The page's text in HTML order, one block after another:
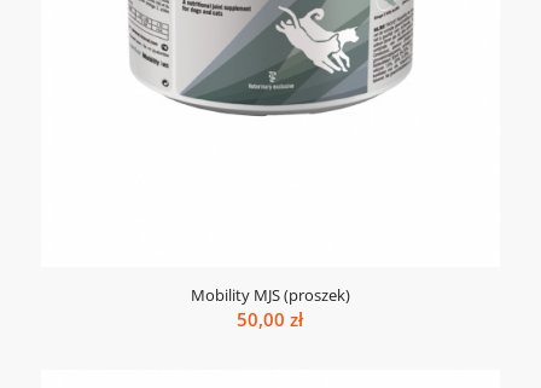
Mobility MJS (proszek)
50,00zł